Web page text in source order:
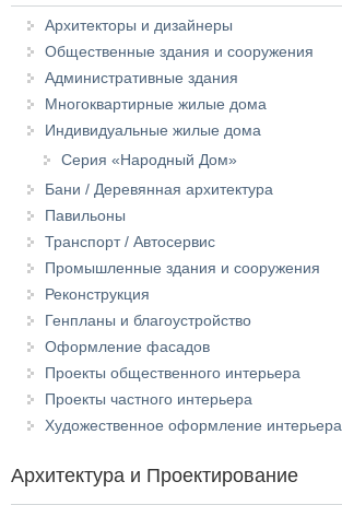
Архитекторы и дизайнеры
Общественные здания и сооружения
Административные здания
Многоквартирные жилые дома
Индивидуальные жилые дома
Серия «Народный Дом»
Бани / Деревянная архитектура
Павильоны
Транспорт / Автосервис
Промышленные здания и сооружения
Реконструкция
Генпланы и благоустройство
Оформление фасадов
Проекты общественного интерьера
Проекты частного интерьера
Художественное оформление интерьера
Архитектура и Проектирование